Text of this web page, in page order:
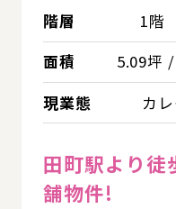
階層
1階
面積
5.09坪
現業態
カ
田町駅より徒
舗物件!